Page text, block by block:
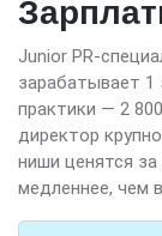
Junior PR-
зарабатывает 1
практики — 2
директор
ниши ценятся
медленнее, чем